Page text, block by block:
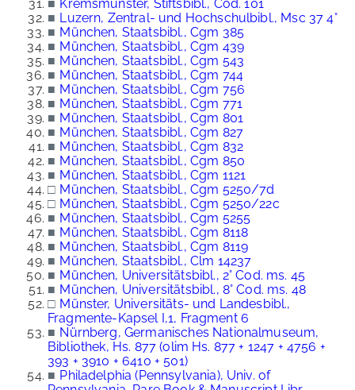
■ Kremsmünster, Stiftsbibl., Cod. 101
■ Luzern, Zentral- und Hochschulbibl., Msc 37 4°
■ München, Staatsbibl., Cgm 385
■ München, Staatsbibl., Cgm 439
■ München, Staatsbibl., Cgm 543
■ München, Staatsbibl., Cgm 744
■ München, Staatsbibl., Cgm 756
■ München, Staatsbibl., Cgm 771
■ München, Staatsbibl., Cgm 801
■ München, Staatsbibl., Cgm 827
■ München, Staatsbibl., Cgm 832
■ München, Staatsbibl., Cgm 850
■ München, Staatsbibl., Cgm 1121
□ München, Staatsbibl., Cgm 5250/7d
□ München, Staatsbibl., Cgm 5250/22c
■ München, Staatsbibl., Cgm 5255
■ München, Staatsbibl., Cgm 8118
■ München, Staatsbibl., Cgm 8119
■ München, Staatsbibl., Clm 14237
■ München, Universitätsbibl., 2° Cod. ms. 45
■ München, Universitätsbibl., 8° Cod. ms. 48
□ Münster, Universitäts- und Landesbibl.,
Fragmente-Kapsel I,1, Fragment 6
■ Nürnberg, Germanisches Nationalmuseum,
Bibliothek, Hs. 877 (olim Hs. 877 + 1247 + 4756 +
393 + 3910 + 6410 + 501)
■ Philadelphia (Pennsylvania), Univ. of